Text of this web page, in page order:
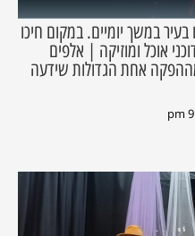
במשך יומיים. במקום חיכו
אוכל ומוזיקה | אלפים
אחת הגדולות שידעה